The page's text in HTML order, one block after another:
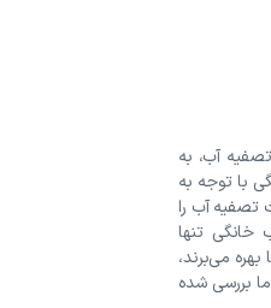
آب، به
با توجه به
تصفیه آب را
تنها
می‌برند،
بررسی شده